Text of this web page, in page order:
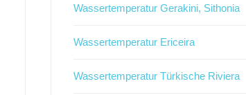
Wassertemperatur Gerakini, Sithonia
Wassertemperatur Ericeira
Wassertemperatur Türkische Riviera